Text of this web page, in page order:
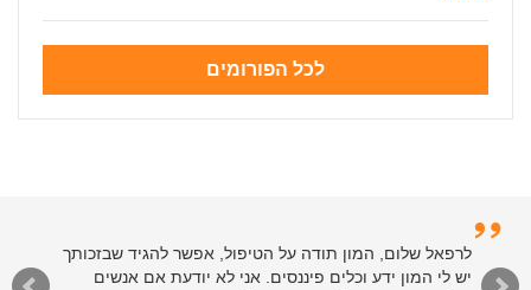
לכל הפורומים
לרפאל שלום, המון תודה על הטיפול, אפשר להגיד שבזכותך
יש לי המון ידע וכלים פיננסים. אני לא יודעת אם אנשים